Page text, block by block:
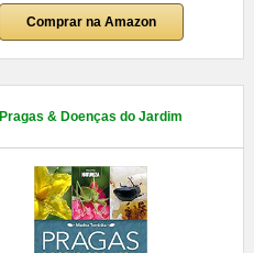
Comprar na Amazon
Pragas & Doenças do Jardim